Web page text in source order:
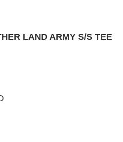
LAND ARMY S/S TEE